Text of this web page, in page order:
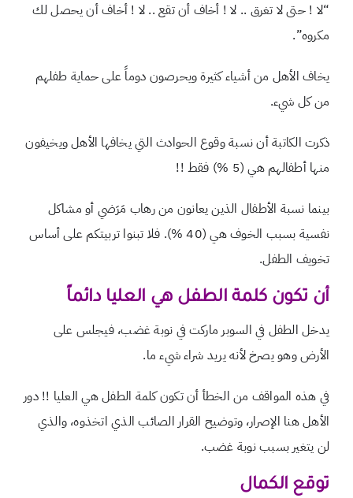
“لا ! حتى لا تغرق .. لا ! أخاف أن تقع .. لا ! أخاف أن يحصل لك
مكروه”.
يخاف الأهل من أشياء كثيرة ويحرصون دوماً على حماية طفلهم
من كل شيء.
ذكرت الكاتبة أن نسبة وقوع الحوادث التي يخافها الأهل ويخيفون
منها أطفالهم هي (5 %) فقط !!
بينما نسبة الأطفال الذين يعانون من رهاب مَرَضي أو مشاكل
نفسية بسبب الخوف هي (40 %). فلا تبنوا تربيتكم على أساس
تخويف الطفل.
أن تكون كلمة الطفل هي العليا دائماً
يدخل الطفل في السوبر ماركت في نوبة غضب، فيجلس على
الأرض وهو يصرخ لأنه يريد شراء شيء ما.
في هذه المواقف من الخطأ أن تكون كلمة الطفل هي العليا !! دور
الأهل هنا الإصرار، وتوضيح القرار الصائب الذي اتخذوه، والذي
لن يتغير بسبب نوبة غضب.
توقع الكمال